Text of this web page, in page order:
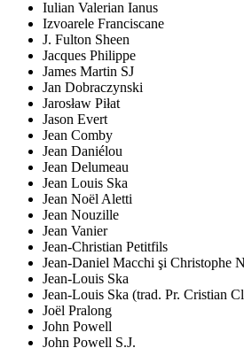
Iulian Valerian Ianus
Izvoarele Franciscane
J. Fulton Sheen
Jacques Philippe
James Martin SJ
Jan Dobraczynski
Jarosław Piłat
Jason Evert
Jean Comby
Jean Daniélou
Jean Delumeau
Jean Louis Ska
Jean Noël Aletti
Jean Nouzille
Jean Vanier
Jean-Christian Petitfils
Jean-Daniel Macchi şi Christophe
Jean-Louis Ska
Jean-Louis Ska (trad. Pr. Cristian
Joël Pralong
John Powell
John Powell S.J.